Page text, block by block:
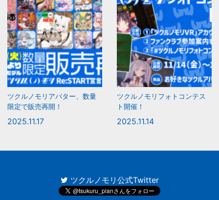
ツクルノモリアバター、数量
限定で販売再開！
2025.11.17
ツクルノモリフォトコンテス
ト開催！
2025.11.14
ツクルノモリ公式Twitter